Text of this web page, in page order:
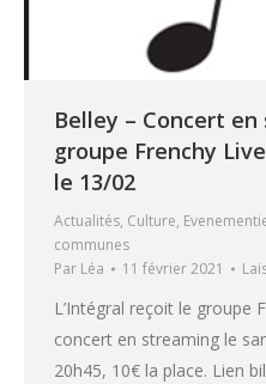
Belley – Concert
groupe Frenchy
le 13/02
Actualités, Culture,
communes
Par Léa 11 février 2021
L’Intégral reçoit le groupe
concert en streaming le
20h45, 10€ la place. Lien